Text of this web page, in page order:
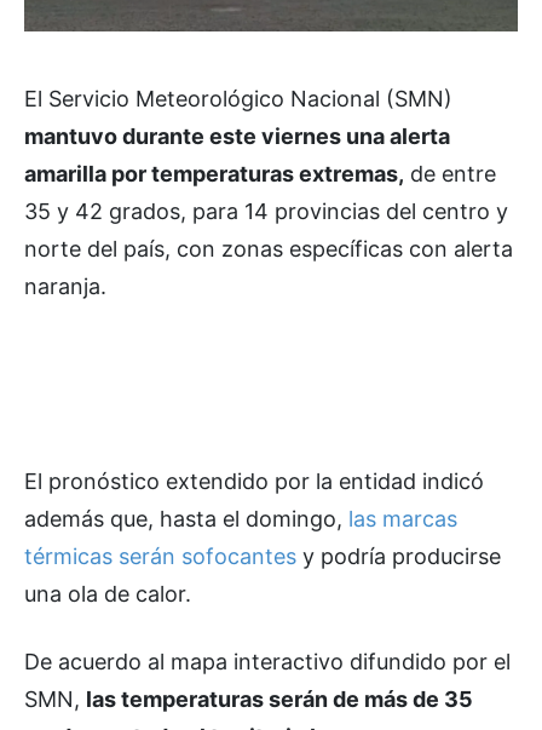
El Servicio Meteorológico Nacional (SMN)
mantuvo durante este viernes una alerta
amarilla por temperaturas extremas, de entre
35 y 42 grados, para 14 provincias del centro y
norte del país, con zonas específicas con alerta
naranja.
El pronóstico extendido por la entidad indicó
además que, hasta el domingo, las marcas
térmicas serán sofocantes y podría producirse
una ola de calor.
De acuerdo al mapa interactivo difundido por el
SMN, las temperaturas serán de más de 35